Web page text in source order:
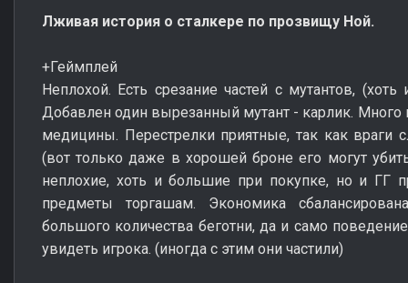
Лживая история о сталкере по прозвищу Ной.
+Геймплей
Неплохой. Есть срезание частей с мутантов,
Добавлен один вырезанный мутант - карлик. Много
медицины. Перестрелки приятные, так как враги
(вот только даже в хорошей броне его могут
неплохие, хоть и большие при покупке, но и ГГ
предметы торгашам. Экономика
большого количества беготни, да и само
увидеть игрока. (иногда с этим они частили)